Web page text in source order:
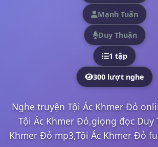
Mạnh Tuấn
Duy Thuận
1 tập
300 lượt nghe
Nghe truyện Tội Ác Khmer Đỏ
Tội Ác Khmer Đỏ,giọng đọc Duy
Khmer Đỏ mp3,Tội Ác Khmer Đỏ